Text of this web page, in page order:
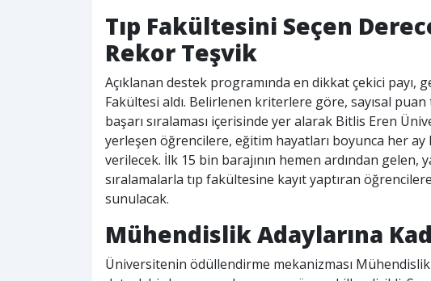
Tıp Fakültesini Seçen
Rekor Teşvik
Açıklanan destek programında en dikkat çekici payı,
Fakültesi aldı. Belirlenen kriterlere göre, sayısal
başarı sıralaması içerisinde yer alarak Bitlis Eren
yerleşen öğrencilere, eğitim hayatları boyunca her ay
verilecek. İlk 15 bin barajının hemen ardından gelen,
sıralamalarla tıp fakültesine kayıt yaptıran
sunulacak.
Mühendislik Adaylarına
Üniversitenin ödüllendirme mekanizması Mühendislik